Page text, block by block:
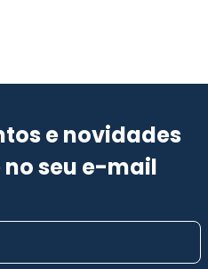
e novidades
seu e-mail